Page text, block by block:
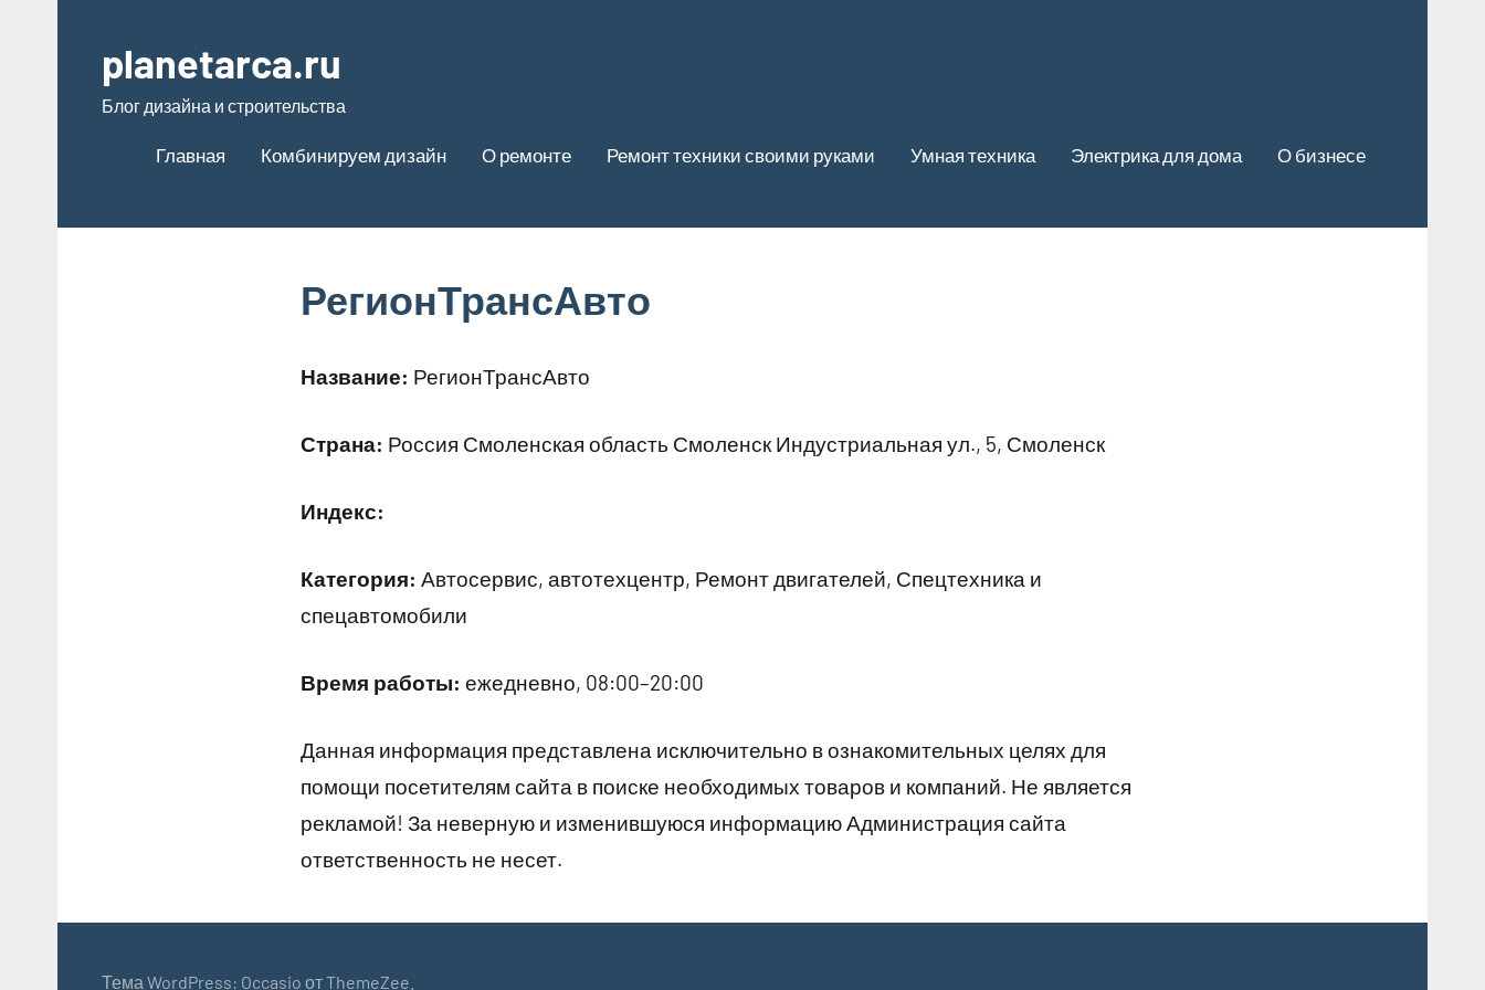
содержимому
planetarca.ru
Блог дизайна и строительства
Главная Комбинируем дизайн О ремонте Ремонт техники своими руками Умная техника Электрика для дома О бизнесе
РегионТрансАвто
Название: РегионТрансАвто
Страна: Россия Смоленская область Смоленск Индустриальная ул., 5, Смоленск
Индекс:
Категория: Автосервис, автотехцентр, Ремонт двигателей, Спецтехника и
спецавтомобили
Время работы: ежедневно, 08:00–20:00
Данная информация представлена исключительно в ознакомительных целях для
помощи посетителям сайта в поиске необходимых товаров и компаний. Не является
рекламой! За неверную и изменившуюся информацию Администрация сайта
ответственность не несет.
Тема WordPress: Occasio от ThemeZee.